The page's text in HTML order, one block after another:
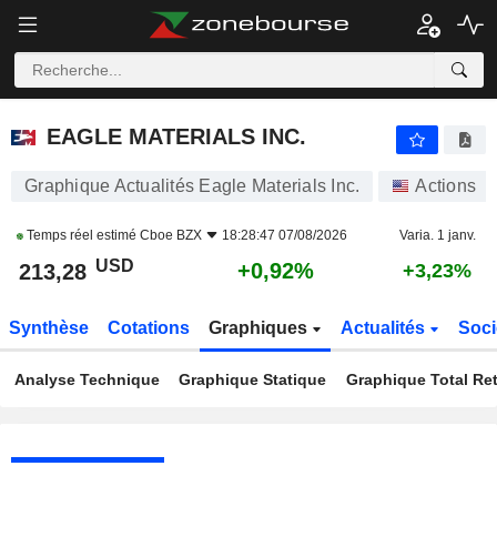
EAGLE MATERIALS INC.
EAGLE MATERIALS INC.
Graphique Actualités Eagle Materials Inc. Actions
Temps réel estimé Cboe BZX 18:28:47 07/08/2026 Varia. 1 janv.
213,28 USD +0,92% +3,23%
Synthèse Cotations Graphiques Actualités
Analyse Technique Graphique Statique Graphique Total